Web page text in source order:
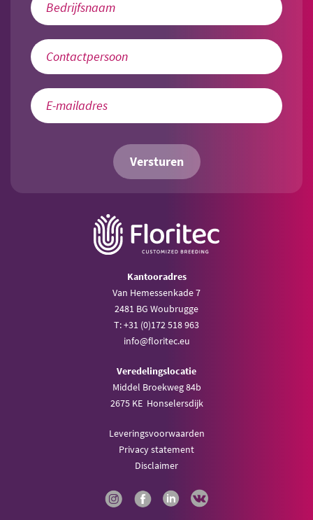
Versturen
Kantooradres
Van Hemessenkade 7
2481 BG Woubrugge
T: +31 (0)172 518 963
info@floritec.eu
Veredelingslocatie
Middel Broekweg 84b
2675 KE Honselersdijk
Leveringsvoorwaarden
Privacy statement
Disclaimer